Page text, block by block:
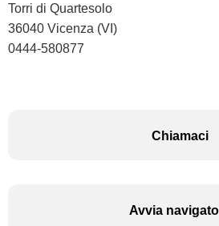
Torri di Quartesolo
36040 Vicenza (VI)
0444-580877
Chiamaci
Avvia